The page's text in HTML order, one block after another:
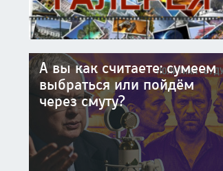
А вы как считаете: сумеем
выбраться или пойдём
через смуту?